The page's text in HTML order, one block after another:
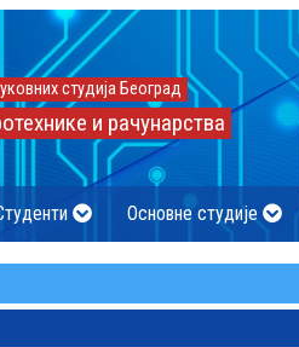
студија Београд
и рачунарства
Основне студије